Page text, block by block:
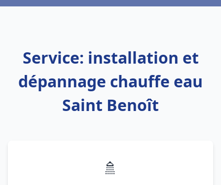
Service: installation et
dépannage chauffe eau
Saint Benoît
🚿